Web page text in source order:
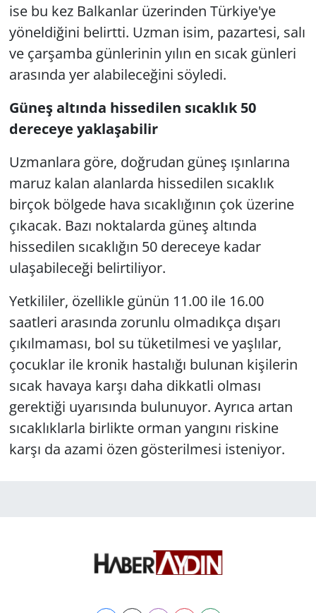
ise bu kez Balkanlar üzerinden Türkiye'ye
yöneldiğini belirtti. Uzman isim, pazartesi, salı
ve çarşamba günlerinin yılın en sıcak günleri
arasında yer alabileceğini söyledi.
Güneş altında hissedilen sıcaklık 50
dereceye yaklaşabilir
Uzmanlara göre, doğrudan güneş ışınlarına
maruz kalan alanlarda hissedilen sıcaklık
birçok bölgede hava sıcaklığının çok üzerine
çıkacak. Bazı noktalarda güneş altında
hissedilen sıcaklığın 50 dereceye kadar
ulaşabileceği belirtiliyor.
Yetkililer, özellikle günün 11.00 ile 16.00
saatleri arasında zorunlu olmadıkça dışarı
çıkılmaması, bol su tüketilmesi ve yaşlılar,
çocuklar ile kronik hastalığı bulunan kişilerin
sıcak havaya karşı daha dikkatli olması
gerektiği uyarısında bulunuyor. Ayrıca artan
sıcaklıklarla birlikte orman yangını riskine
karşı da azami özen gösterilmesi isteniyor.